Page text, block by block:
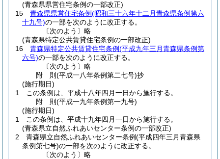
(青森県県営住宅条例の一部改正)
15
青森県県営住宅条例(昭和三十六年十二月青森県条例第六
十九号)の一部を次のように改正する。
〔次のよう〕略
(青森県特定公共賃貸住宅条例の一部改正)
16
青森県特定公共賃貸住宅条例(平成九年三月青森県条例第
六号)の一部を次のように改正する。
〔次のよう〕略
附 則(平成一八年条例第二七号)抄
(施行期日)
1
この条例は、平成十八年四月一日から施行する。
附 則(平成一九年条例第一九号)
(施行期日)
1
この条例は、平成十九年四月一日から施行する。
(青森県立自然ふれあいセンター条例の一部改正)
2
青森県立自然ふれあいセンター条例(平成四年三月青森県
条例第七号)の一部を次のように改正する。
〔次のよう〕略